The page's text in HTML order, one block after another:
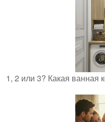
1, 2 или 3? Какая ванная